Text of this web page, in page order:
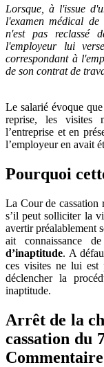
Lorsque, à l'issue
l'examen médical
n'est pas reclassé
l'employeur lui
correspondant à
de son contrat de
Le salarié évoque
reprise, les visites
l’entreprise et en
l’employeur en avait
Pourquoi
La Cour de cassation
s’il peut solliciter la
avertir préalablement
ait connaissance
d’inaptitude. A
ces visites ne lui est
déclencher la
inaptitude.
Arrêt de la
cassation du
Commentaire